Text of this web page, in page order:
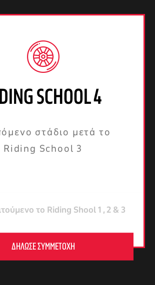
SCHOOL 4
στάδιο μετά το
Riding School 3
το Riding Shool 1 , 2 & 3
ΔΗΛΩΣΕ ΣΥΜΜΕΤΟΧΗ